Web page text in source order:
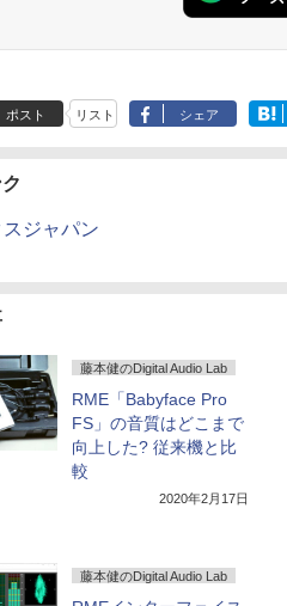
ポスト リスト シェア
ジャパン
藤本健のDigital Audio Lab
RME「Babyface Pro
FS」の音質はどこまで
向上した? 従来機と比
較
2020年2月17日
藤本健のDigital Audio Lab